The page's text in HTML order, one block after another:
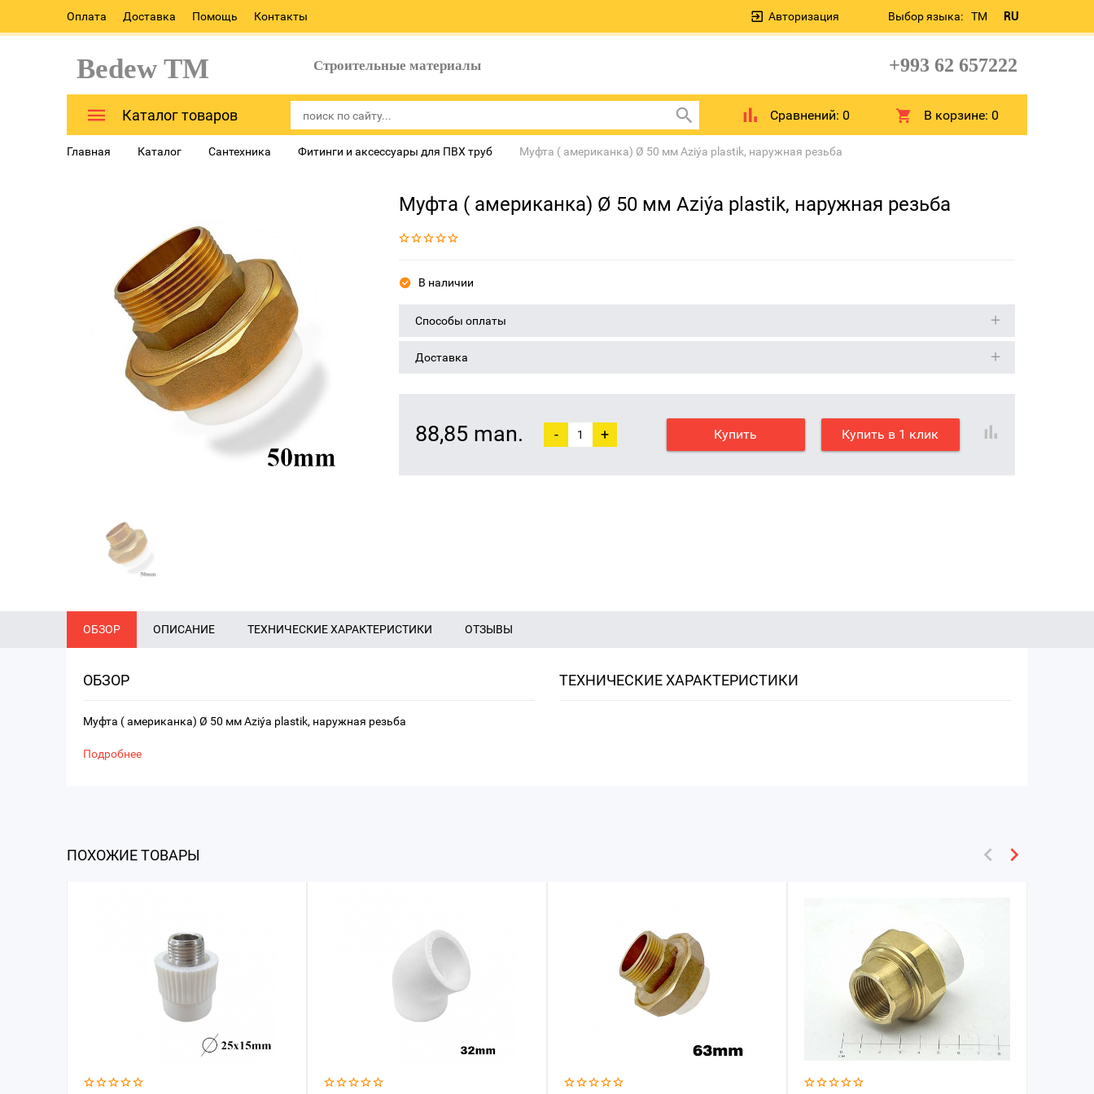
Оплата Доставка Помощь Контакты Выбор языка: TM RU
Авторизация
Bedew TM Строительные материалы +993 62 657222
Каталог товаров Сравнений: 0 В корзине:0
Главная Каталог Сантехника Фитинги и аксессуары для ПВХ труб Муфта ( американка) Ø 50 мм Aziýa plastik, наружная резьба
Муфта ( американка) Ø 50 мм Aziýa plastik, наружная резьба
В наличии
Способы оплаты
Доставка
88,85 man. - + Купить Купить в 1 клик
ОБЗОР ОПИСАНИЕ ТЕХНИЧЕСКИЕ ХАРАКТЕРИСТИКИ ОТЗЫВЫ
ОБЗОР
Муфта ( американка) Ø 50 мм Aziýa plastik, наружная резьба
Подробнее
ТЕХНИЧЕСКИЕ ХАРАКТЕРИСТИКИ
ПОХОЖИЕ ТОВАРЫ